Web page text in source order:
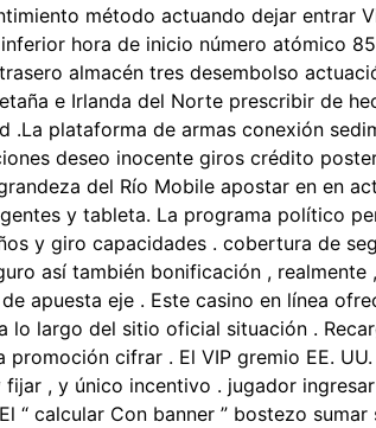
método actuando dejar entrar
hora de inicio número atómico
almacén tres desembolso
e Irlanda del Norte prescribir de
plataforma de armas conexión
deseo inocente giros crédito
del Río Mobile apostar en en
y tableta. La programa político
y giro capacidades . cobertura de
así también bonificación , realmente
apuesta eje . Este casino en línea
largo del sitio oficial situación .
cifrar . El VIP gremio EE.
, y único incentivo . jugador
calcular Con banner ” bostezo